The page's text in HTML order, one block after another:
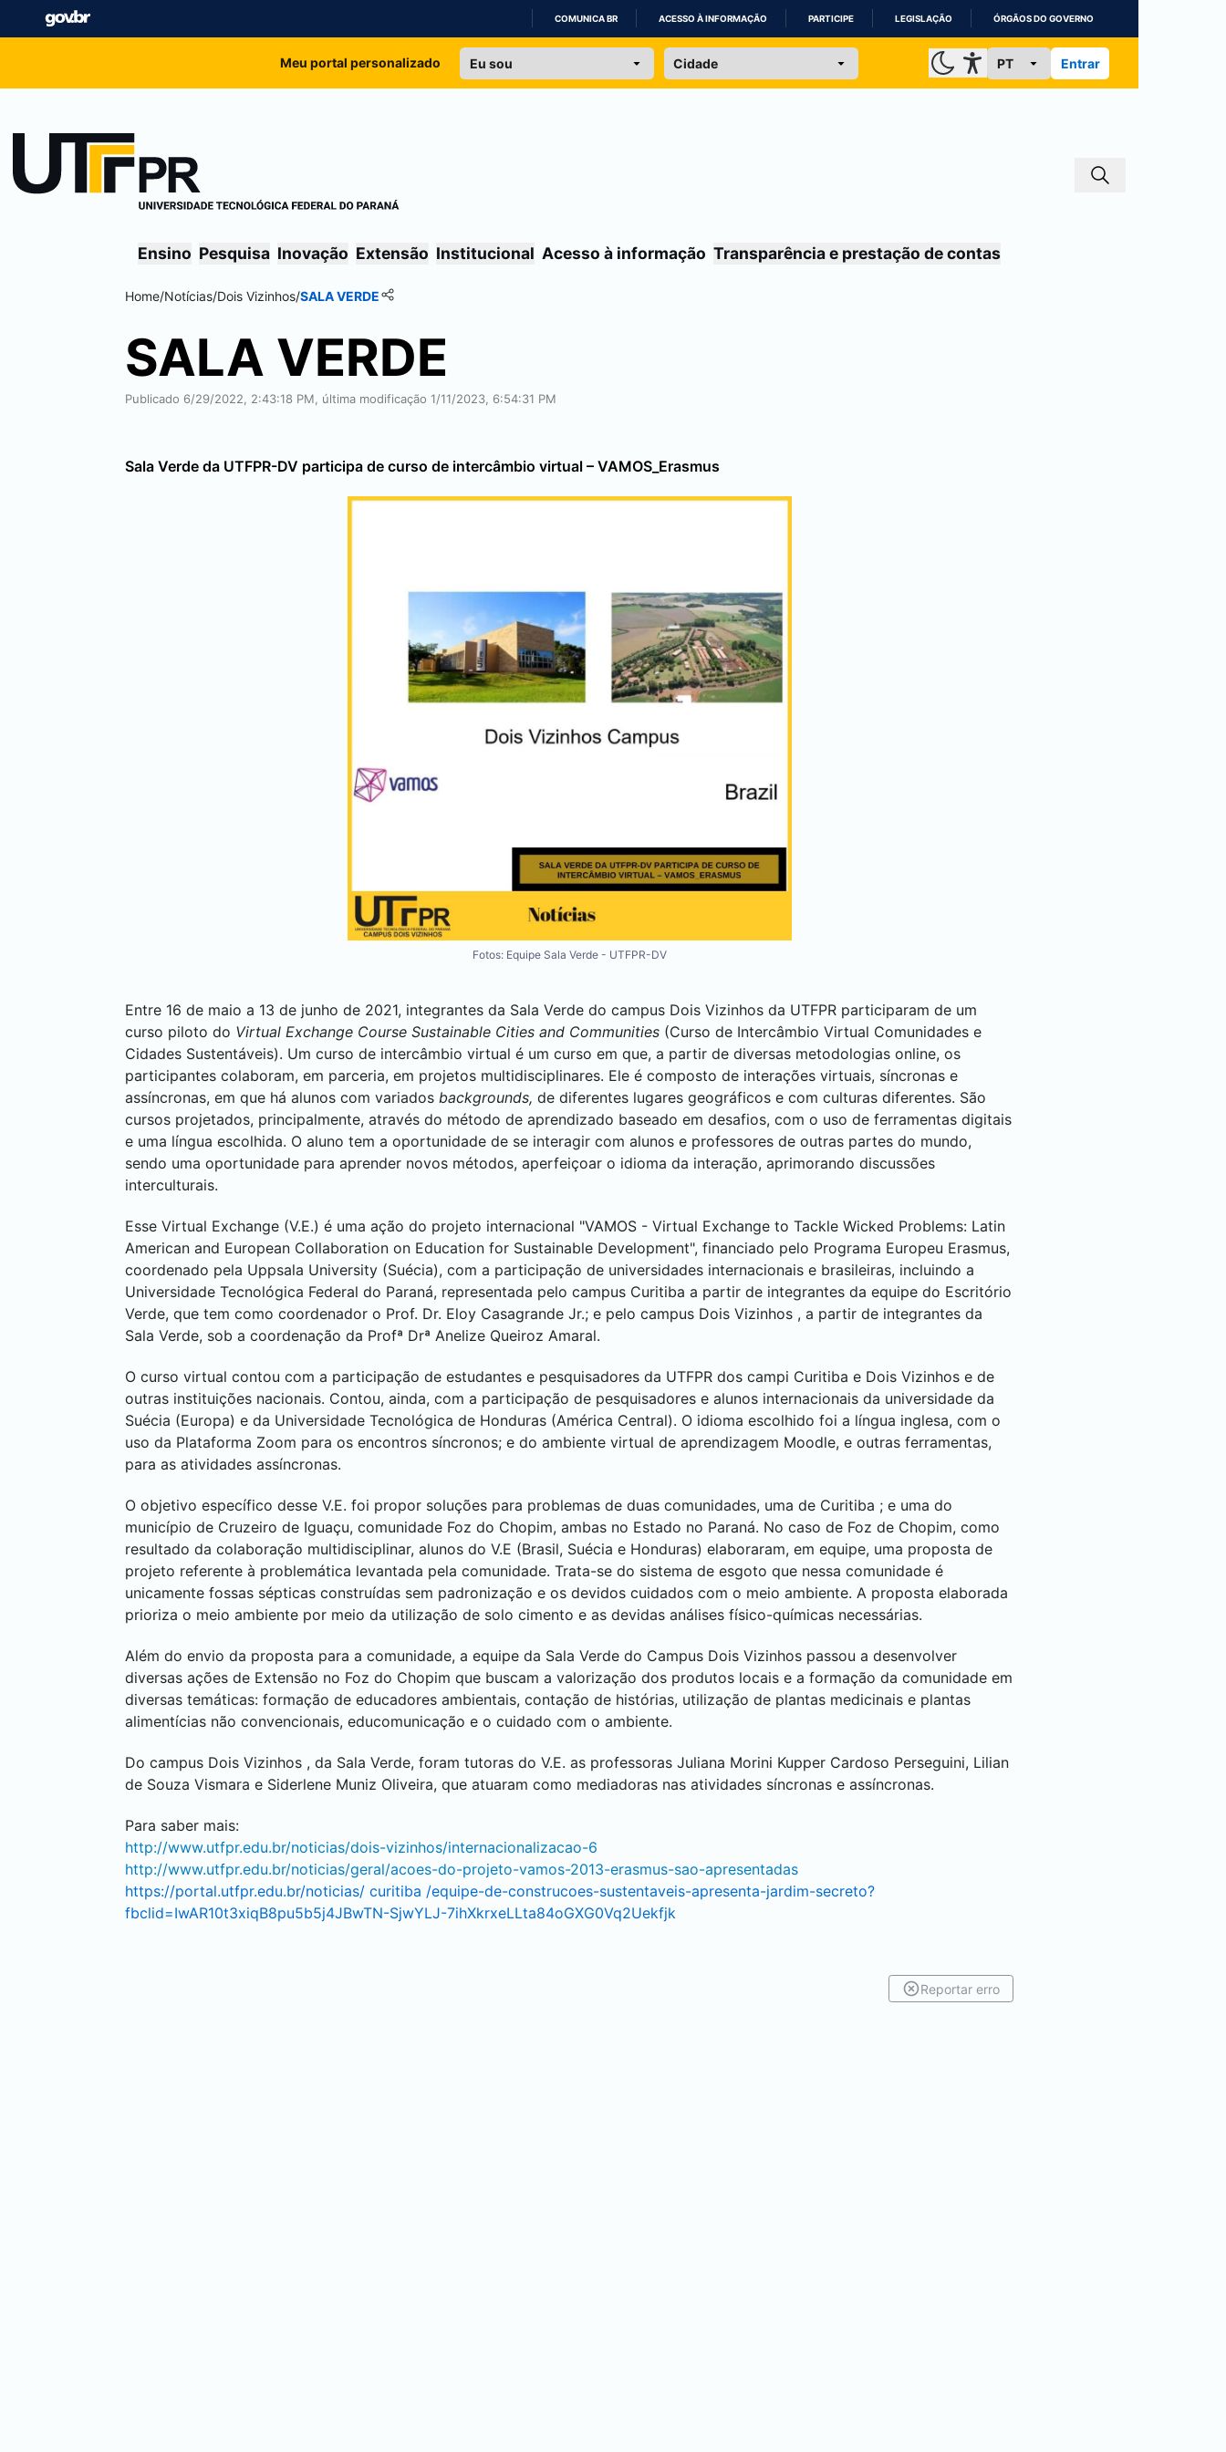
IR
COMUNICA BR ACESSO À INFORMAÇÃO PARTICIPE LEGISLAÇÃO ÓRGÃOS DO GOVERNO
Meu portal personalizado Entrar
Ensino Pesquisa Inovação Extensão Institucional Acesso à informação Transparência e prestação de contas
Home/Notícias/Dois Vizinhos/SALA VERDE
SALA VERDE
Publicado 6/29/2022, 2:43:18 PM, última modificação 1/11/2023, 6:54:31 PM
Sala Verde da UTFPR-DV participa de curso de intercâmbio virtual – VAMOS_Erasmus
Fotos: Equipe Sala Verde - UTFPR-DV
Entre 16 de maio a 13 de junho de 2021, integrantes da Sala Verde do campus Dois Vizinhos da UTFPR participaram de um
curso piloto do Virtual Exchange Course Sustainable Cities and Communities (Curso de Intercâmbio Virtual Comunidades e
Cidades Sustentáveis). Um curso de intercâmbio virtual é um curso em que, a partir de diversas metodologias online, os
participantes colaboram, em parceria, em projetos multidisciplinares. Ele é composto de interações virtuais, síncronas e
assíncronas, em que há alunos com variados backgrounds, de diferentes lugares geográficos e com culturas diferentes. São
cursos projetados, principalmente, através do método de aprendizado baseado em desafios, com o uso de ferramentas digitais
e uma língua escolhida. O aluno tem a oportunidade de se interagir com alunos e professores de outras partes do mundo,
sendo uma oportunidade para aprender novos métodos, aperfeiçoar o idioma da interação, aprimorando discussões
interculturais.
Esse Virtual Exchange (V.E.) é uma ação do projeto internacional "VAMOS - Virtual Exchange to Tackle Wicked Problems: Latin
American and European Collaboration on Education for Sustainable Development", financiado pelo Programa Europeu Erasmus,
coordenado pela Uppsala University (Suécia), com a participação de universidades internacionais e brasileiras, incluindo a
Universidade Tecnológica Federal do Paraná, representada pelo campus Curitiba a partir de integrantes da equipe do Escritório
Verde, que tem como coordenador o Prof. Dr. Eloy Casagrande Jr.; e pelo campus Dois Vizinhos , a partir de integrantes da
Sala Verde, sob a coordenação da Profª Drª Anelize Queiroz Amaral.
O curso virtual contou com a participação de estudantes e pesquisadores da UTFPR dos campi Curitiba e Dois Vizinhos e de
outras instituições nacionais. Contou, ainda, com a participação de pesquisadores e alunos internacionais da universidade da
Suécia (Europa) e da Universidade Tecnológica de Honduras (América Central). O idioma escolhido foi a língua inglesa, com o
uso da Plataforma Zoom para os encontros síncronos; e do ambiente virtual de aprendizagem Moodle, e outras ferramentas,
para as atividades assíncronas.
O objetivo específico desse V.E. foi propor soluções para problemas de duas comunidades, uma de Curitiba ; e uma do
município de Cruzeiro de Iguaçu, comunidade Foz do Chopim, ambas no Estado no Paraná. No caso de Foz de Chopim, como
resultado da colaboração multidisciplinar, alunos do V.E (Brasil, Suécia e Honduras) elaboraram, em equipe, uma proposta de
projeto referente à problemática levantada pela comunidade. Trata-se do sistema de esgoto que nessa comunidade é
unicamente fossas sépticas construídas sem padronização e os devidos cuidados com o meio ambiente. A proposta elaborada
prioriza o meio ambiente por meio da utilização de solo cimento e as devidas análises físico-químicas necessárias.
Além do envio da proposta para a comunidade, a equipe da Sala Verde do Campus Dois Vizinhos passou a desenvolver
diversas ações de Extensão no Foz do Chopim que buscam a valorização dos produtos locais e a formação da comunidade em
diversas temáticas: formação de educadores ambientais, contação de histórias, utilização de plantas medicinais e plantas
alimentícias não convencionais, educomunicação e o cuidado com o ambiente.
Do campus Dois Vizinhos , da Sala Verde, foram tutoras do V.E. as professoras Juliana Morini Kupper Cardoso Perseguini, Lilian
de Souza Vismara e Siderlene Muniz Oliveira, que atuaram como mediadoras nas atividades síncronas e assíncronas.
Para saber mais:
http://www.utfpr.edu.br/noticias/dois-vizinhos/internacionalizacao-6
http://www.utfpr.edu.br/noticias/geral/acoes-do-projeto-vamos-2013-erasmus-sao-apresentadas
https://portal.utfpr.edu.br/noticias/ curitiba /equipe-de-construcoes-sustentaveis-apresenta-jardim-secreto?
fbclid=IwAR10t3xiqB8pu5b5j4JBwTN-SjwYLJ-7ihXkrxeLLta84oGXG0Vq2Uekfjk
Reportar erro